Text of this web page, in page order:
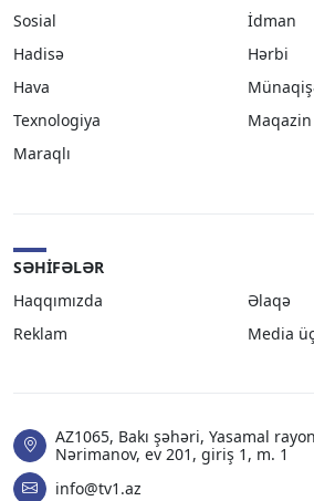
Sosial
İdman
Hadisə
Hərbi
Hava
Texnologiya
Maqazin
Maraqlı
SƏHIFƏLƏR
Haqqımızda
Əlaqə
Reklam
Media
AZ1065, Bakı şəhəri, Yasamal
Nərimanov, ev 201, giriş 1, m. 1
info@tv1.az